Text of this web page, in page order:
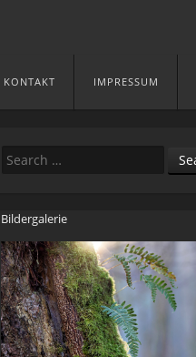
KONTAKT IMPRESSUM
Search
Bildergalerie